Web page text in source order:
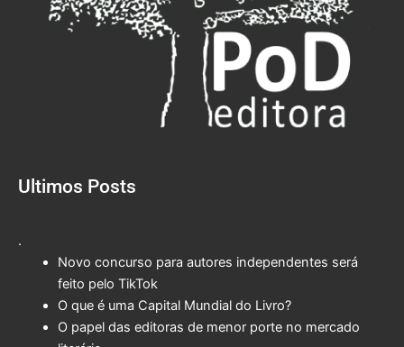
Ultimos Posts
.
Novo concurso para autores independentes será
feito pelo TikTok
O que é uma Capital Mundial do Livro?
O papel das editoras de menor porte no mercado